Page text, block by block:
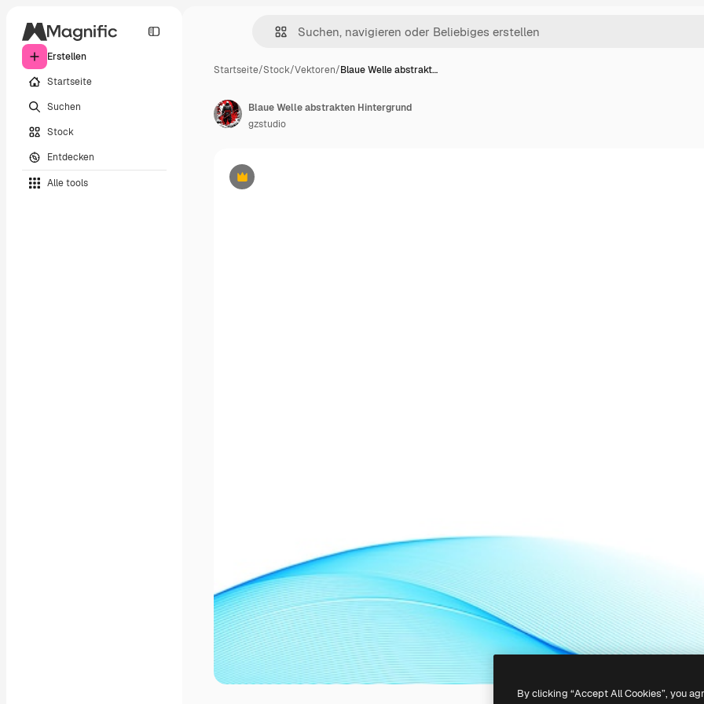
Erstellen
Startseite
Suchen
Stock
Entdecken
Alle tools
Startseite/Stock/Vektoren/Blaue Welle abstrakt…
Premium
Blaue Welle abstrakten Hintergrund
gzstudio
By clicking “Accept All Cookies”, you